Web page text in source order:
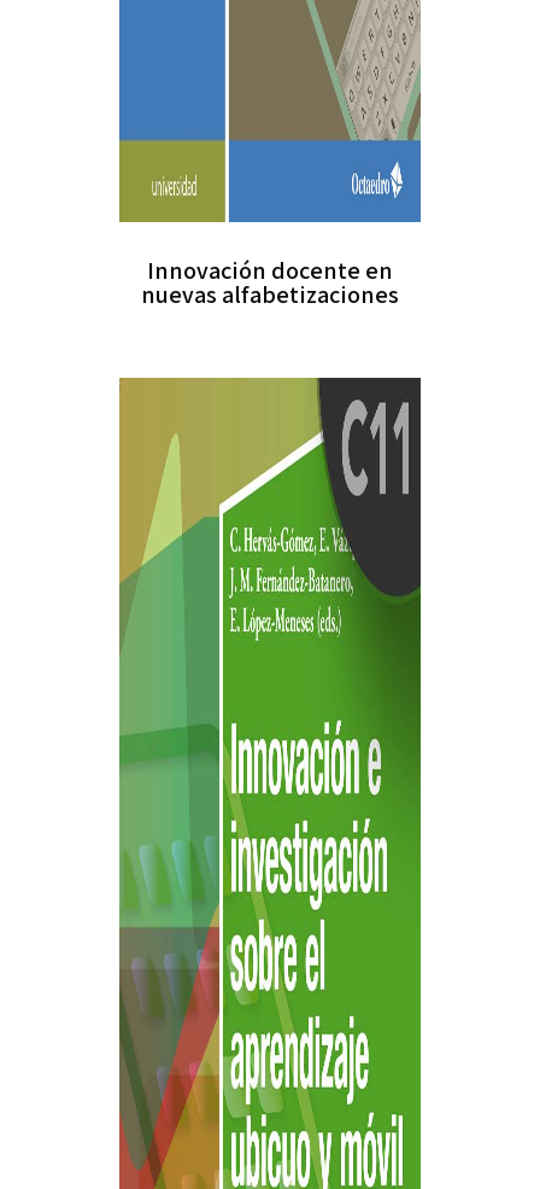
Innovación docente en
nuevas alfabetizaciones